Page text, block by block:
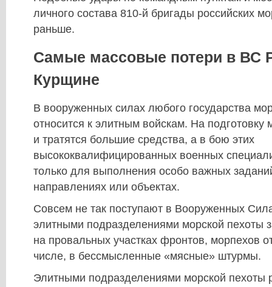
личного состава 810-й бригады российских
раньше.
Самые массовые потери в ВС
Курщине
В вооруженных силах любого государства
относится к элитным войскам. На подготовку
и тратятся большие средства, а в бою этих
высококвалифицированных военных
только для выполнения особо важных
направлениях или объектах.
Совсем не так поступают в Вооруженных
элитными подразделениями морской пехоты
на провальных участках фронтов, морпехов
числе, в бессмысленные «мясные» штурмы.
Элитными подразделениями морской пехоты